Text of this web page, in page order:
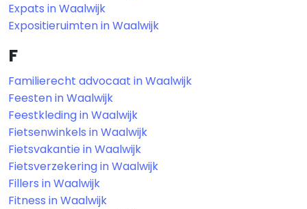
Expats in Waalwijk
Expositieruimten in Waalwijk
F
Familierecht advocaat in Waalwijk
Feesten in Waalwijk
Feestkleding in Waalwijk
Fietsenwinkels in Waalwijk
Fietsvakantie in Waalwijk
Fietsverzekering in Waalwijk
Fillers in Waalwijk
Fitness in Waalwijk